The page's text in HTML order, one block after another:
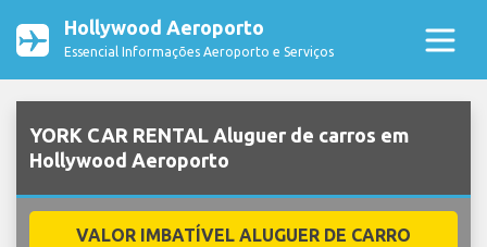
Hollywood Aeroporto
Essencial Informações Aeroporto e Serviços
YORK CAR RENTAL Aluguer de carros em
Hollywood Aeroporto
VALOR IMBATÍVEL ALUGUER DE CARRO